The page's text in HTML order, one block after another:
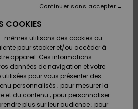
COOKIES
mêmes utilisons des cookies ou
pour stocker et/ou accéder à
appareil. Ces informations
données de navigation et votre
utilisées pour vous présenter des
personnalisés ; pour mesurer la
et du contenu ; pour personnaliser
plus sur leur audience ; pour
Continuer sans accepter